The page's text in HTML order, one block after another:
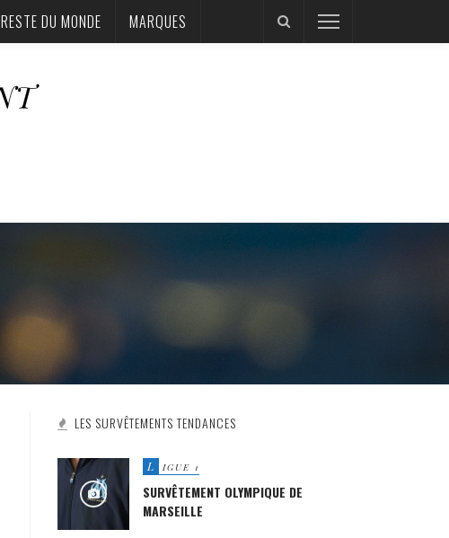
RESTE DU MONDE MARQUES
LES SURVÊTEMENTS TENDANCES
L IGUE 1
SURVÊTEMENT OLYMPIQUE DE
MARSEILLE